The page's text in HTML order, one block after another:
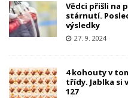
Vědci přišli na
stárnutí.
výsledky
27. 9. 2024
4 kohouty v
třídy. Jablka si
127